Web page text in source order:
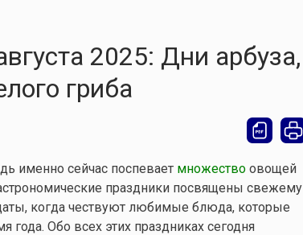
2025: Дни арбуза,
гриба
именно сейчас поспевает множествоовощей
праздники посвящены свежему
когда чествуют любимые блюда, которые
Обо всех этих праздниках сегодня